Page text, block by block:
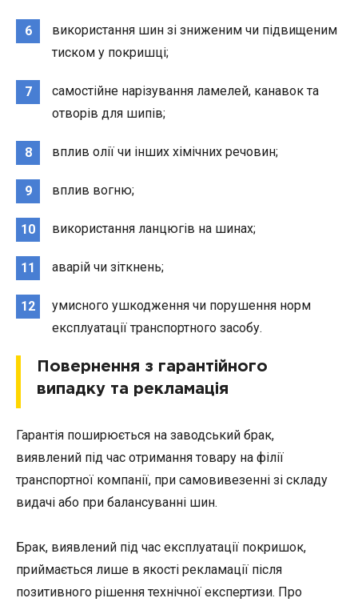
6
використання шин зі зниженим чи підвищеним
тиском у покришці;
7
самостійне нарізування ламелей, канавок та
отворів для шипів;
8 вплив олії чи інших хімічних речовин;
9 вплив вогню;
10 використання ланцюгів на шинах;
11 аварій чи зіткнень;
12
умисного ушкодження чи порушення норм
експлуатації транспортного засобу.
Повернення з гарантійного
випадку та рекламація
Гарантія поширюється на заводський брак,
виявлений під час отримання товару на філії
транспортної компанії, при самовивезенні зі складу
видачі або при балансуванні шин.
Брак, виявлений під час експлуатації покришок,
приймається лише в якості рекламації після
позитивного рішення технічної експертизи. Про